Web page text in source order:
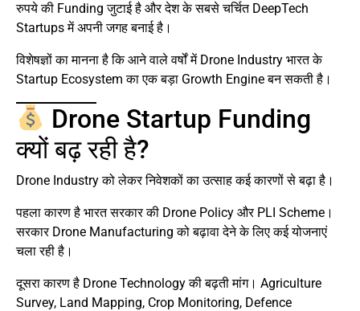
रुपये की Funding जुटाई है और देश के सबसे चर्चित DeepTech
Startups में अपनी जगह बनाई है।
विशेषज्ञों का मानना है कि आने वाले वर्षों में Drone Industry भारत के
Startup Ecosystem का एक बड़ा Growth Engine बन सकती है।
Drone Startup Funding
क्यों बढ़ रही है?
Drone Industry को लेकर निवेशकों का उत्साह कई कारणों से बढ़ा है।
पहला कारण है भारत सरकार की Drone Policy और PLI Scheme।
सरकार Drone Manufacturing को बढ़ावा देने के लिए कई योजनाएं
चला रही है।
दूसरा कारण है Drone Technology की बढ़ती मांग। Agriculture
Survey, Land Mapping, Crop Monitoring, Defence